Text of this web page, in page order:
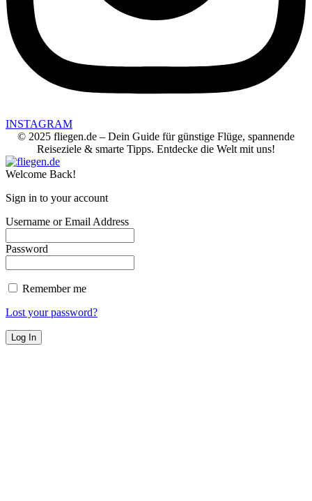
INSTAGRAM
© 2025 fliegen.de – Dein Guide für günstige Flüge, spannende
Reiseziele & smarte Tipps. Entdecke die Welt mit uns!
Welcome Back!
Sign in to your account
Username or Email Address
Password
Remember me
Lost your password?